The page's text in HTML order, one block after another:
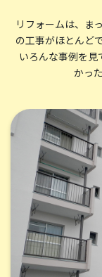
ることです。業
体です。慎重に
す。クチコミも
と疑って読みま
お願いしよう
失礼な表現なが
他の方もコメ
さ、細部まで
ず浅からずの
い挨拶、いず
岩下敏文様
2025/2/11
リフォームは、ま
の工事がほとんどで
いろんな事例を見
かっ